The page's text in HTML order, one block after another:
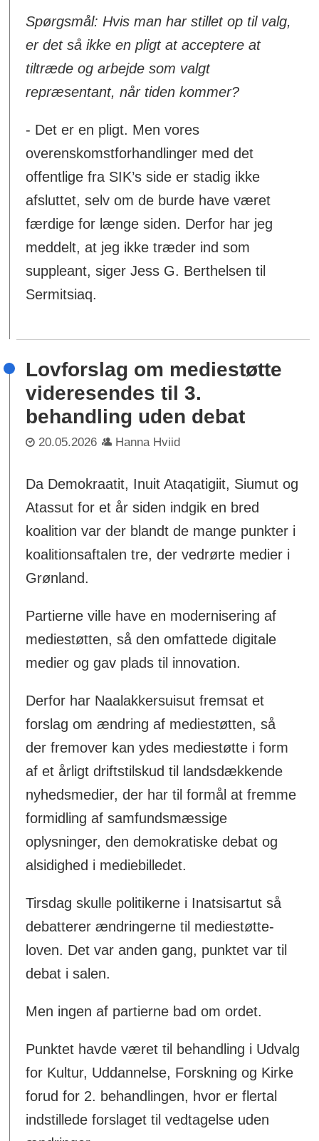
Spørgsmål: Hvis man har stillet op til valg,
er det så ikke en pligt at acceptere at
tiltræde og arbejde som valgt
repræsentant, når tiden kommer?
- Det er en pligt. Men vores
overenskomstforhandlinger med det
offentlige fra SIK’s side er stadig ikke
afsluttet, selv om de burde have været
færdige for længe siden. Derfor har jeg
meddelt, at jeg ikke træder ind som
suppleant, siger Jess G. Berthelsen til
Sermitsiaq.
Lovforslag om mediestøtte
videresendes til 3.
behandling uden debat
20.05.2026 Hanna Hviid
Da Demokraatit, Inuit Ataqatigiit, Siumut og
Atassut for et år siden indgik en bred
koalition var der blandt de mange punkter i
koalitionsaftalen tre, der vedrørte medier i
Grønland.
Partierne ville have en modernisering af
mediestøtten, så den omfattede digitale
medier og gav plads til innovation.
Derfor har Naalakkersuisut fremsat et
forslag om ændring af mediestøtten, så
der fremover kan ydes mediestøtte i form
af et årligt driftstilskud til landsdækkende
nyhedsmedier, der har til formål at fremme
formidling af samfundsmæssige
oplysninger, den demokratiske debat og
alsidighed i mediebilledet.
Tirsdag skulle politikerne i Inatsisartut så
debatterer ændringerne til mediestøtte-
loven. Det var anden gang, punktet var til
debat i salen.
Men ingen af partierne bad om ordet.
Punktet havde været til behandling i Udvalg
for Kultur, Uddannelse, Forskning og Kirke
forud for 2. behandlingen, hvor er flertal
indstillede forslaget til vedtagelse uden